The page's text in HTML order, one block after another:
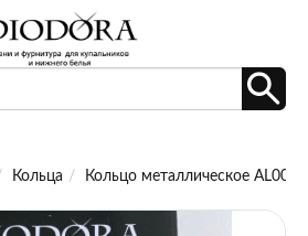
Кольца Кольцо металлическое